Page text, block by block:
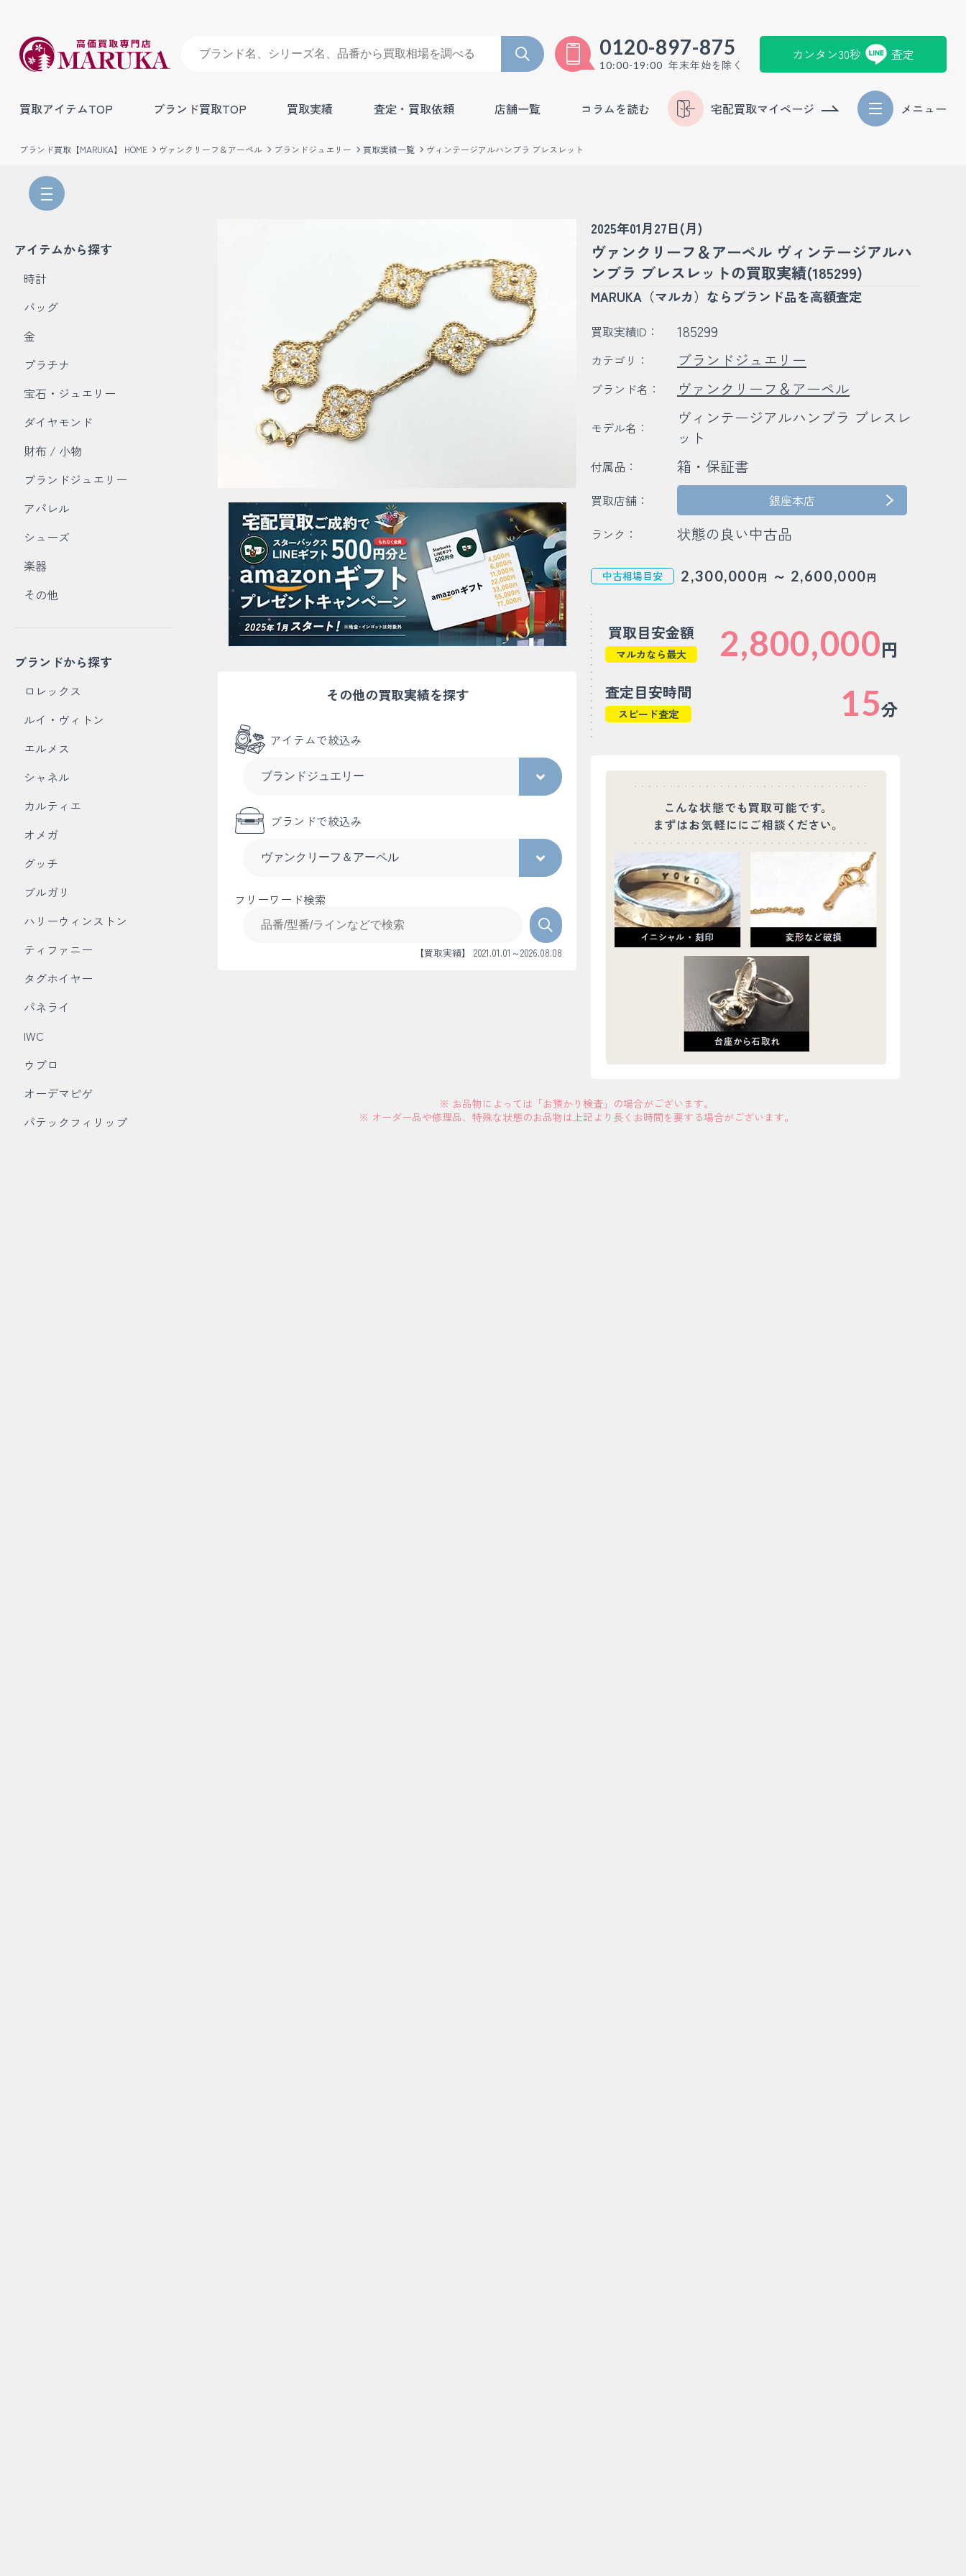
0120-897-875
10:00-19:00 年末年始を除く
カンタン30秒 査定
買取アイテムTOP ブランド買取TOP 買取実績 査定・買取依頼 店舗一覧 コラムを読む 宅配買取マイページ メニュー
ブランド買取【MARUKA】 HOME ヴァンクリーフ＆アーペル ブランドジュエリー 買取実績一覧 ヴィンテージアルハンブラ ブレスレット
アイテムから探す
時計
バッグ
金
プラチナ
宝石・ジュエリー
ダイヤモンド
財布 / 小物
ブランドジュエリー
アパレル
シューズ
楽器
その他
ブランドから探す
ロレックス
ルイ・ヴィトン
エルメス
シャネル
カルティエ
オメガ
グッチ
ブルガリ
ハリーウィンストン
ティファニー
タグホイヤー
パネライ
IWC
ウブロ
オーデマピゲ
パテックフィリップ
その他の買取実績を探す
アイテムで絞込み
ブランドで絞込み
フリーワード検索
【買取実績】 2021.01.01～2026.08.08
2025年01月27日(月)
ヴァンクリーフ＆アーペル ヴィンテージアルハ
ンブラ ブレスレットの買取実績(185299)
MARUKA（マルカ）ならブランド品を高額査定
買取実績ID： 185299
カテゴリ： ブランドジュエリー
ブランド名： ヴァンクリーフ＆アーペル
モデル名：
ヴィンテージアルハンブラ ブレスレ
ット
付属品： 箱・保証書
買取店舗：
銀座本店
ランク：
状態の良い中古品
中古相場目安 2,300,000円 ～ 2,600,000円
買取目安金額
マルカなら最大 2,800,000円
査定目安時間
スピード査定 15分
※ お品物によっては「お預かり検査」の場合がございます。
※ オーダー品や修理品、特殊な状態のお品物は上記より長くお時間を要する場合がございます。